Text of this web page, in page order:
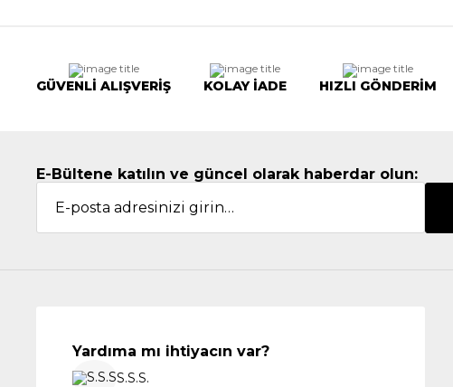
GÜVENLİ ALIŞVERİŞ KOLAY İADE HIZLI GÖNDERİM
E-Bültene katılın ve güncel olarak haberdar olun:
Yardıma mı ihtiyacın var?
S.S.S.